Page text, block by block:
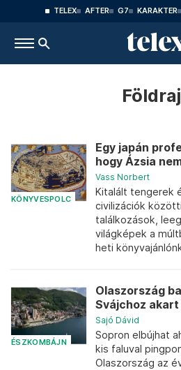
TELEX AFTER G7 KARAKTER
KÖNYVESPOLC
Egy japán
hogy Ázsia
Vass Norbert
Kitalált tengerek
civilizációk
találkozások,
világképek a
heti
ÉSZKOMBÁJN
Olaszország
Svájchoz
Sajó Dávid
Sopron elbújhat
kis faluval
Olaszország az